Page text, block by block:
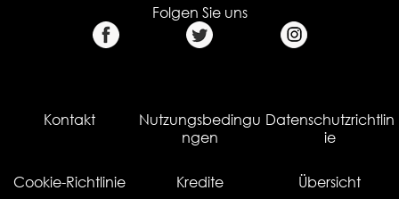
Folgen Sie uns
Kontakt
Nutzungsbedingu
ngen
Datenschutzrichtlin
ie
Cookie-Richtlinie Kredite Übersicht